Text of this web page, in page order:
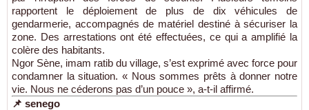
rapportent le déploiement de plus de dix véhicules de
gendarmerie, accompagnés de matériel destiné à sécuriser la
zone. Des arrestations ont été effectuées, ce qui a amplifié la
colère des habitants.
Ngor Sène, imam ratib du village, s’est exprimé avec force pour
condamner la situation. « Nous sommes prêts à donner notre
vie. Nous ne céderons pas d’un pouce », a-t-il affirmé.
📌 senego